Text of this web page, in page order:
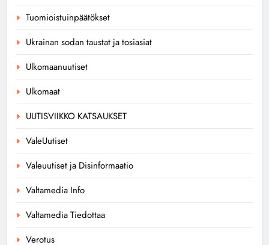
Tuomioistuinpäätökset
Ukrainan sodan taustat ja tosiasiat
Ulkomaanuutiset
Ulkomaat
UUTISVIIKKO KATSAUKSET
ValeUutiset
Valeuutiset ja Disinformaatio
Valtamedia Info
Valtamedia Tiedottaa
Verotus